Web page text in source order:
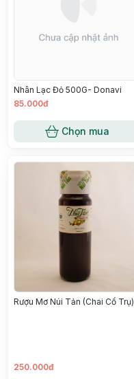
Nhân Lạc Đỏ 500G- Donavi
85.000đ
Chọn mua
Rượu Mơ Núi Tản (Chai Cổ Trụ)
250.000đ